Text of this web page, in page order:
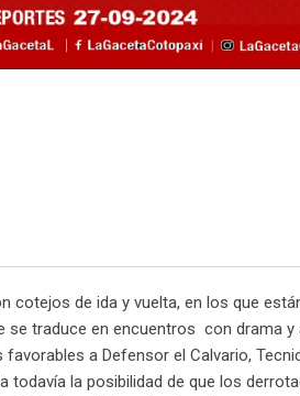
cotejos de ida y vuelta, en los que
traduce en encuentros con drama
a Defensor el Calvario,
la posibilidad de que los